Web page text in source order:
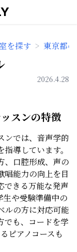
を探す > 東京都
2026.4.28
スンの特徴
ンでは、音声学的
導しています。
、口腔形成、声の
唱能力の向上を目
できる万能な発声
生や受験準備中の
ルの方に対応可能
でも、コードを学
ピアノコースも